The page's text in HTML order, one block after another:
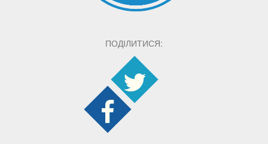
ПОДІЛИТИСЯ: